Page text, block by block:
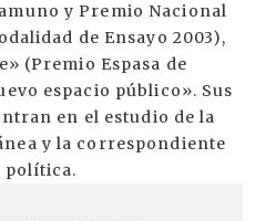
y Premio Nacional
de Ensayo 2003),
(Premio Espasa de
espacio público». Sus
en el estudio de la
y la correspondiente
política.